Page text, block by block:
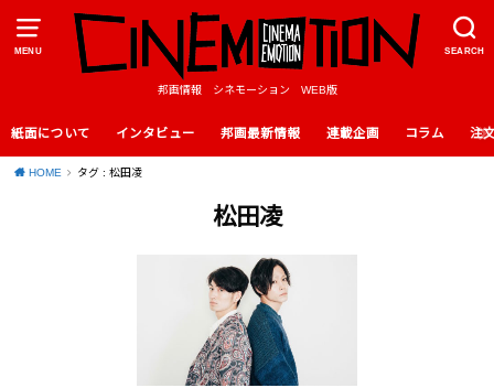
MENU SEARCH
邦画情報 シネモーション WEB版
紙面について インタビュー 邦画最新情報 連載企画 コラム 注
HOME タグ : 松田凌
松田凌